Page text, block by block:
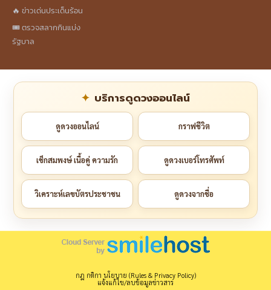
🔥 ข่าวเด่นประเด็นร้อน
🎟️ ตรวจสลากกินแบ่ง
รัฐบาล
บริการดูดวงออนไลน์
ดูดวงออนไลน์ กราฟชีวิต
เช็กสมพงษ์ เนื้อคู่ ความรัก ดูดวงเบอร์โทรศัพท์
วิเคราะห์เลขบัตรประชาชน ดูดวงจากชื่อ
กฎ กติกา นโยบาย (Rules & Privacy Policy)
แจ้งแก้ไข/ลบข้อมูลข่าวสาร